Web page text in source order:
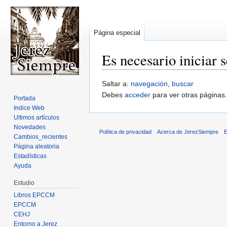
Es necesario iniciar
Saltar a: navegación, buscar
Debes acceder para ver otras páginas.
Página especial
Portada
Indice Web
Ultimos artículos
Novedades
Cambios_recientes
Página aleatoria
Estadísticas
Ayuda
Estudio
Libros EPCCM
EPCCM
CEHJ
Entorno a Jerez
Política de privacidad Acerca de JerezSiempre